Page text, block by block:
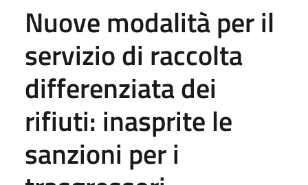
Nuove modalità per il
servizio di raccolta
differenziata dei
rifiuti: inasprite le
sanzioni per i